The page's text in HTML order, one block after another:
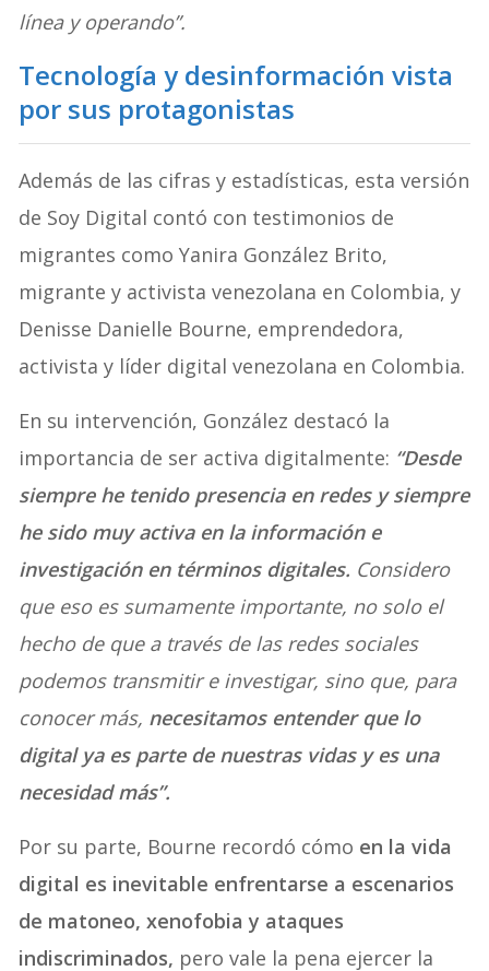
línea y operando”.
Tecnología y desinformación vista
por sus protagonistas
Además de las cifras y estadísticas, esta versión
de Soy Digital contó con testimonios de
migrantes como Yanira González Brito,
migrante y activista venezolana en Colombia, y
Denisse Danielle Bourne, emprendedora,
activista y líder digital venezolana en Colombia.
En su intervención, González destacó la
importancia de ser activa digitalmente: “Desde
siempre he tenido presencia en redes y siempre
he sido muy activa en la información e
investigación en términos digitales. Considero
que eso es sumamente importante, no solo el
hecho de que a través de las redes sociales
podemos transmitir e investigar, sino que, para
conocer más, necesitamos entender que lo
digital ya es parte de nuestras vidas y es una
necesidad más”.
Por su parte, Bourne recordó cómo en la vida
digital es inevitable enfrentarse a escenarios
de matoneo, xenofobia y ataques
indiscriminados, pero vale la pena ejercer la